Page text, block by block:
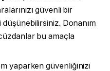
güvenli bir
Donanım
bu amaçla
yaparken güvenliğinizi